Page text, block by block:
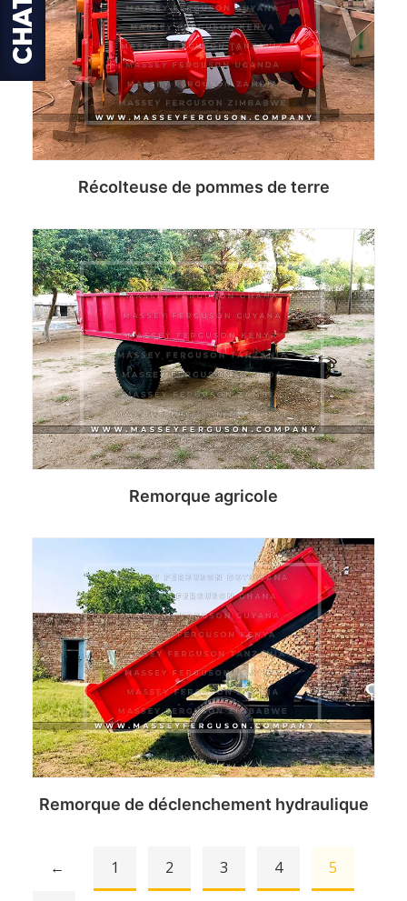
Récolteuse de pommes de terre
Read more
Remorque agricole
Read more
Remorque de déclenchement hydraulique
Read more
← 1 2 3 4 5